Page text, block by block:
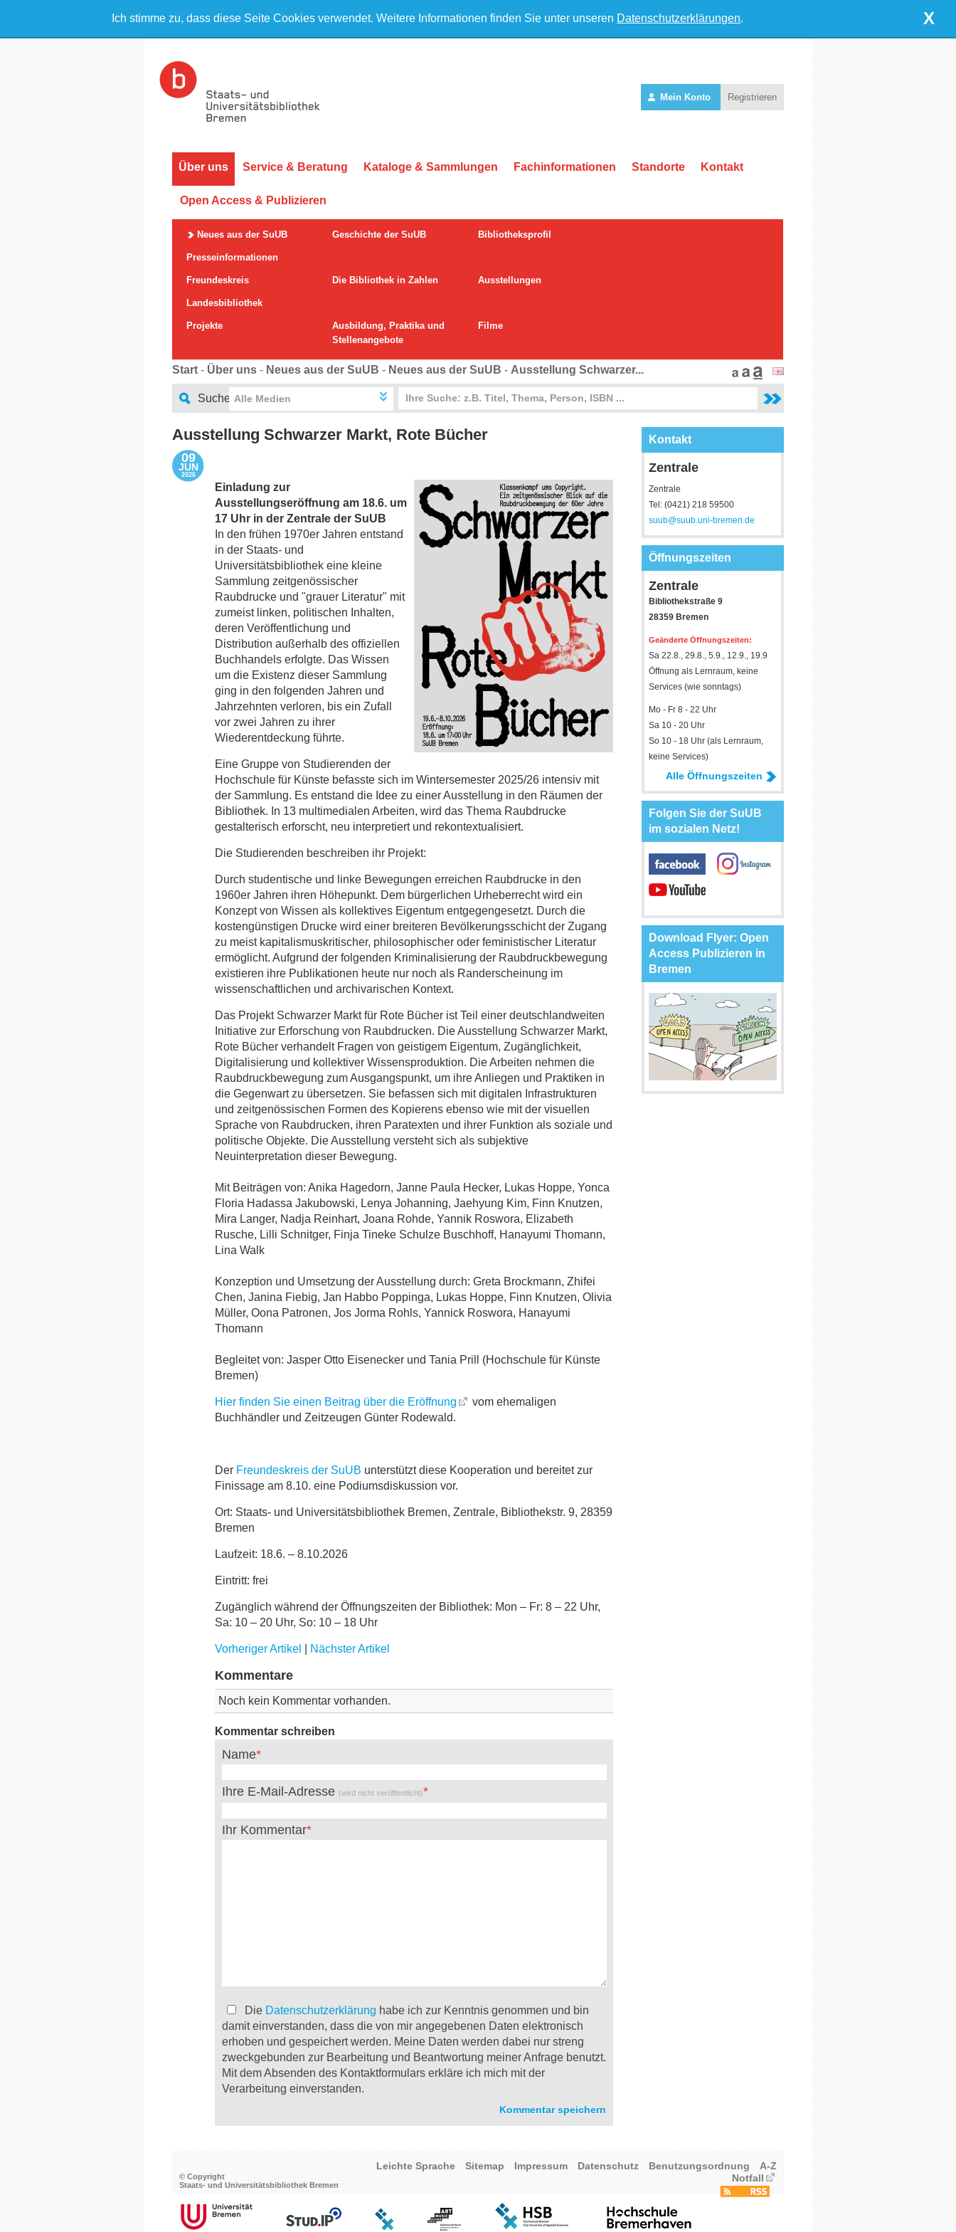
Ich stimme zu, dass diese Seite Cookies verwendet. Weitere Informationen finden Sie unter unseren Datenschutzerklärungen. X
Mein Konto Registrieren
Über uns Service & Beratung Kataloge & Sammlungen Fachinformationen Standorte Kontakt
Open Access & Publizieren
Neues aus der SuUB Geschichte der SuUB Bibliotheksprofil
Presseinformationen
Freundeskreis Die Bibliothek in Zahlen Ausstellungen
Landesbibliothek
Projekte Ausbildung, Praktika und
Stellenangebote
Filme
Start - Über uns - Neues aus der SuUB - Neues aus der SuUB - Ausstellung Schwarzer...
Suche Alle Medien
Ausstellung Schwarzer Markt, Rote Bücher
09
JUN
2026
Einladung zur
Ausstellungseröffnung am 18.6. um
17 Uhr in der Zentrale der SuUB
In den frühen 1970er Jahren entstand
in der Staats- und
Universitätsbibliothek eine kleine
Sammlung zeitgenössischer
Raubdrucke und "grauer Literatur" mit
zumeist linken, politischen Inhalten,
deren Veröffentlichung und
Distribution außerhalb des offiziellen
Buchhandels erfolgte. Das Wissen
um die Existenz dieser Sammlung
ging in den folgenden Jahren und
Jahrzehnten verloren, bis ein Zufall
vor zwei Jahren zu ihrer
Wiederentdeckung führte.
Eine Gruppe von Studierenden der
Hochschule für Künste befasste sich im Wintersemester 2025/26 intensiv mit
der Sammlung. Es entstand die Idee zu einer Ausstellung in den Räumen der
Bibliothek. In 13 multimedialen Arbeiten, wird das Thema Raubdrucke
gestalterisch erforscht, neu interpretiert und rekontextualisiert.
Die Studierenden beschreiben ihr Projekt:
Durch studentische und linke Bewegungen erreichen Raubdrucke in den
1960er Jahren ihren Höhepunkt. Dem bürgerlichen Urheberrecht wird ein
Konzept von Wissen als kollektives Eigentum entgegengesetzt. Durch die
kostengünstigen Drucke wird einer breiteren Bevölkerungsschicht der Zugang
zu meist kapitalismuskritischer, philosophischer oder feministischer Literatur
ermöglicht. Aufgrund der folgenden Kriminalisierung der Raubdruckbewegung
existieren ihre Publikationen heute nur noch als Randerscheinung im
wissenschaftlichen und archivarischen Kontext.
Das Projekt Schwarzer Markt für Rote Bücher ist Teil einer deutschlandweiten
Initiative zur Erforschung von Raubdrucken. Die Ausstellung Schwarzer Markt,
Rote Bücher verhandelt Fragen von geistigem Eigentum, Zugänglichkeit,
Digitalisierung und kollektiver Wissensproduktion. Die Arbeiten nehmen die
Raubdruckbewegung zum Ausgangspunkt, um ihre Anliegen und Praktiken in
die Gegenwart zu übersetzen. Sie befassen sich mit digitalen Infrastrukturen
und zeitgenössischen Formen des Kopierens ebenso wie mit der visuellen
Sprache von Raubdrucken, ihren Paratexten und ihrer Funktion als soziale und
politische Objekte. Die Ausstellung versteht sich als subjektive
Neuinterpretation dieser Bewegung.
Mit Beiträgen von: Anika Hagedorn, Janne Paula Hecker, Lukas Hoppe, Yonca
Floria Hadassa Jakubowski, Lenya Johanning, Jaehyung Kim, Finn Knutzen,
Mira Langer, Nadja Reinhart, Joana Rohde, Yannik Roswora, Elizabeth
Rusche, Lilli Schnitger, Finja Tineke Schulze Buschhoff, Hanayumi Thomann,
Lina Walk
Konzeption und Umsetzung der Ausstellung durch: Greta Brockmann, Zhifei
Chen, Janina Fiebig, Jan Habbo Poppinga, Lukas Hoppe, Finn Knutzen, Olivia
Müller, Oona Patronen, Jos Jorma Rohls, Yannick Roswora, Hanayumi
Thomann
Begleitet von: Jasper Otto Eisenecker und Tania Prill (Hochschule für Künste
Bremen)
Hier finden Sie einen Beitrag über die Eröffnung
vom ehemaligen
Buchhändler und Zeitzeugen Günter Rodewald.
Der Freundeskreis der SuUB unterstützt diese Kooperation und bereitet zur
Finissage am 8.10. eine Podiumsdiskussion vor.
Ort: Staats- und Universitätsbibliothek Bremen, Zentrale, Bibliothekstr. 9, 28359
Bremen
Laufzeit: 18.6. – 8.10.2026
Eintritt: frei
Zugänglich während der Öffnungszeiten der Bibliothek: Mon – Fr: 8 – 22 Uhr,
Sa: 10 – 20 Uhr, So: 10 – 18 Uhr
Vorheriger Artikel Nächster Artikel
Kommentare
Noch kein Kommentar vorhanden.
Kommentar schreiben
Name
Ihre E-Mail-Adresse (wird nicht veröffentlicht)
Ihr Kommentar
Die Datenschutzerklärung habe ich zur Kenntnis genommen und bin
damit einverstanden, dass die von mir angegebenen Daten elektronisch
erhoben und gespeichert werden. Meine Daten werden dabei nur streng
zweckgebunden zur Bearbeitung und Beantwortung meiner Anfrage benutzt.
Mit dem Absenden des Kontaktformulars erkläre ich mich mit der
Verarbeitung einverstanden.
Kontakt
Zentrale
Zentrale
Tel: (0421) 218 59500
suub@suub.uni-bremen.de
Öffnungszeiten
Zentrale
Bibliothekstraße 9
28359 Bremen
Geänderte Öffnungszeiten:
Sa 22.8., 29.8., 5.9., 12.9., 19.9
Öffnung als Lernraum, keine
Services (wie sonntags)
Mo - Fr 8 - 22 Uhr
Sa 10 - 20 Uhr
So 10 - 18 Uhr (als Lernraum,
keine Services)
Alle Öffnungszeiten
Folgen Sie der SuUB
im sozialen Netz!
Download Flyer: Open
Access Publizieren in
Bremen
© Copyright
Staats- und Universitätsbibliothek Bremen
Leichte Sprache Sitemap Impressum Datenschutz Benutzungsordnung
A-Z
Notfall